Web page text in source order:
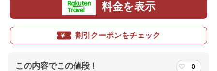
料金を表示
割引クーポンをチェック
この内容でこの値段！ 0